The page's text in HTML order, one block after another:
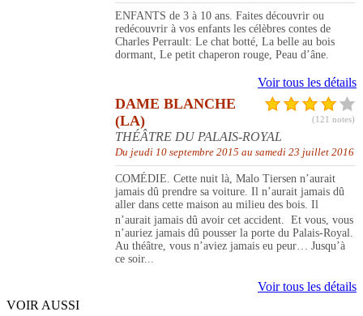
ENFANTS de 3 à 10 ans. Faites découvrir ou
redécouvrir à vos enfants les célèbres contes de
Charles Perrault: Le chat botté, La belle au bois
dormant, Le petit chaperon rouge, Peau d’âne.
Voir tous les détails
(121 notes)
DAME BLANCHE
(LA)
THÉÂTRE DU PALAIS-ROYAL
Du jeudi 10 septembre 2015 au samedi 23 juillet 2016
COMÉDIE. Cette nuit là, Malo Tiersen n’aurait
jamais dû prendre sa voiture. Il n’aurait jamais dû
aller dans cette maison au milieu des bois. Il
n’aurait jamais dû avoir cet accident. Et vous, vous
n’auriez jamais dû pousser la porte du Palais-Royal.
Au théâtre, vous n’aviez jamais eu peur… Jusqu’à
ce soir...
Voir tous les détails
VOIR AUSSI